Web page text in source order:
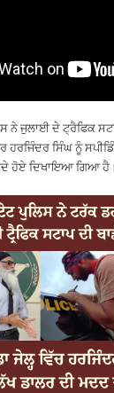
ਨੇ ਜੁਲਾਈ ਦੇ ਟ੍ਰੈਫਿਕ
ਹਰਜਿੰਦਰ ਸਿੰਘ ਨੂੰ
ਹੋਏ ਦਿਖਾਇਆ ਗਿਆ ਹੈ।